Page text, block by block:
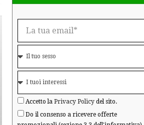
Accetto la Privacy Policydel sito.
Do il consenso a ricevere offerte